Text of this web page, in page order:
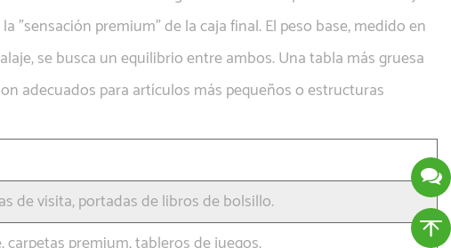
"sensación premium" de la caja final. El peso base, medido en
se busca un equilibrio entre ambos. Una tabla más gruesa
adecuados para artículos más pequeños o estructuras
de visita, portadas de libros de bolsillo.